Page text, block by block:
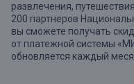
развлечения,
200 партнеров
вы сможете получать
от платежной системы
обновляется каждый